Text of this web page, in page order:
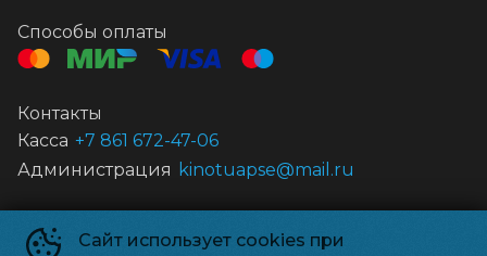
Сайт использует cookies при
Способы оплаты
Контакты
Касса +7 861 672-47-06
Администрация kinotuapse@mail.ru
Муниципальное автономное учреждение культуры «Центр кино